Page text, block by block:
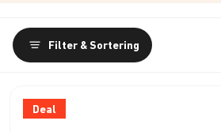
Filter & Sortering
Deal